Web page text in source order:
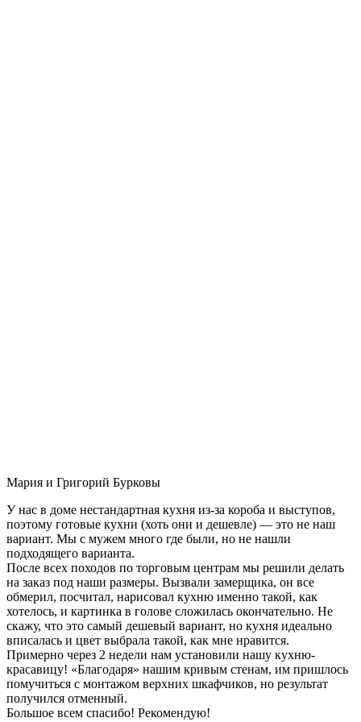
Мария и Григорий Бурковы
У нас в доме нестандартная кухня из-за короба и выступов,
поэтому готовые кухни (хоть они и дешевле) — это не наш
вариант. Мы с мужем много где были, но не нашли
подходящего варианта.
После всех походов по торговым центрам мы решили делать
на заказ под наши размеры. Вызвали замерщика, он все
обмерил, посчитал, нарисовал кухню именно такой, как
хотелось, и картинка в голове сложилась окончательно. Не
скажу, что это самый дешевый вариант, но кухня идеально
вписалась и цвет выбрала такой, как мне нравится.
Примерно через 2 недели нам установили нашу кухню-
красавицу! «Благодаря» нашим кривым стенам, им пришлось
помучиться с монтажом верхних шкафчиков, но результат
получился отменный.
Большое всем спасибо! Рекомендую!